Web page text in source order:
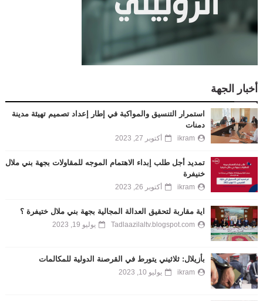
أخبار الجهة
استمرار التنسيق والمواكبة في إطار إعداد تصميم تهيئة مدينة
دمنات
ikram أكتوبر 27, 2023
تمديد أجل طلب إبداء الاهتمام الموجه للمقاولات بجهة بني ملال
خنيفرة
ikram أكتوبر 26, 2023
اية مقاربة لتحقيق العدالة المجالية بجهة بني ملال ختيفرة ؟
Tadlaazilaltv.blogspot.com يوليو 19, 2023
بأزيلال: ثلاثيني يتورط في القرصنة الدولية للمكالمات
ikram يوليو 10, 2023